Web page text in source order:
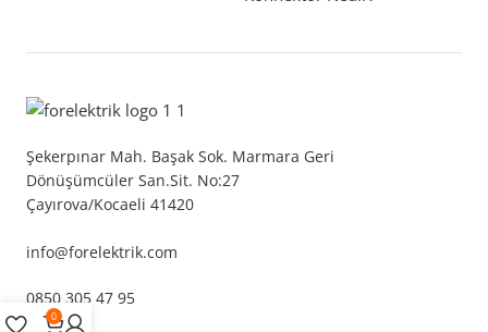
Şekerpınar Mah. Başak Sok. Marmara Geri
Dönüşümcüler San.Sit. No:27
Çayırova/Kocaeli 41420
info@forelektrik.com
0850 305 47 95
0